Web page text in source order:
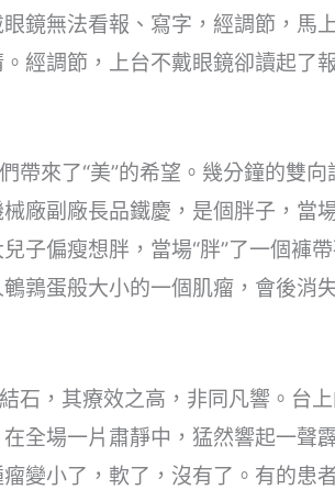
鏡無法看報、寫字，經調節，馬
經調節，上台不戴眼鏡卻讀起了
帶來了“美”的希望。幾分鐘的雙
廠副廠長品鐵慶，是個胖子，當
偏瘦想胖，當場“胖”了一個褲帶
鶉蛋般大小的一個肌瘤，會後消
石，其療效之高，非同凡響。台
全場一片肅靜中，猛然響起一聲
變小了，軟了，沒有了。有的患